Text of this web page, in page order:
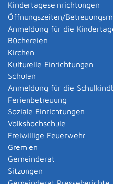
Kindertageseinrichtungen
Öffnungszeiten/
Anmeldung für die
Büchereien
Kirchen
Kulturelle Einrichtungen
Schulen
Anmeldung für die
Ferienbetreuung
Soziale Einrichtungen
Volkshochschule
Freiwillige Feuerwehr
Gremien
Gemeinderat
Sitzungen